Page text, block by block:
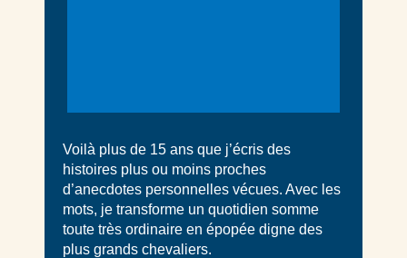
Voilà plus de 15 ans que j’écris des
histoires plus ou moins proches
d’anecdotes personnelles vécues. Avec les
mots, je transforme un quotidien somme
toute très ordinaire en épopée digne des
plus grands chevaliers.